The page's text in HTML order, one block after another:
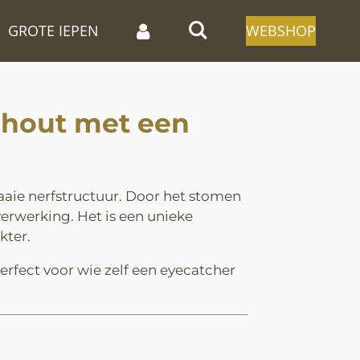
GROTE IEPEN WEBSHOP
met een
nerfstructuur. Door het stomen
Het is een unieke
voor wie zelf een eyecatcher